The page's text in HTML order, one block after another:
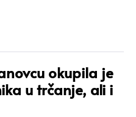
okupila je
u trčanje, ali i